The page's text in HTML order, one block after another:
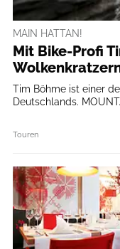
MAIN HATTAN!
Mit Bike-Profi
Tim Böhme ist einer
Deutschlands.
Touren